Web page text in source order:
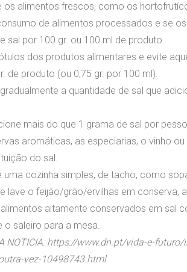
os alimentos frescos, como os
de alimentos processados e se
sal por 100 gr. ou 100 ml de produto.
dos produtos alimentares e evite
de produto (ou 0,75 gr. por 100 ml).
gradualmente a quantidade de sal que
mais do que 1 grama de sal por
aromáticas, as especiarias, o vinho
do sal.
uma cozinha simples, de tacho, como
lave o feijão/grão/ervilhas em conserva,
altamente conservados em sal
o saleiro para a mesa.
NOTICIA: https://www.dn.pt/vida-e-
vez-10498743.html